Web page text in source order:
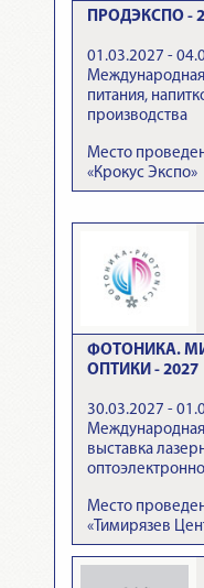
ПРОДЭКСПО -
01.03.2027 -
питания,
производства
Место
«Крокус Экспо»
ФОТОНИКА.
ОПТИКИ - 2027
30.03.2027 -
выставка
Место
«Тимирязев